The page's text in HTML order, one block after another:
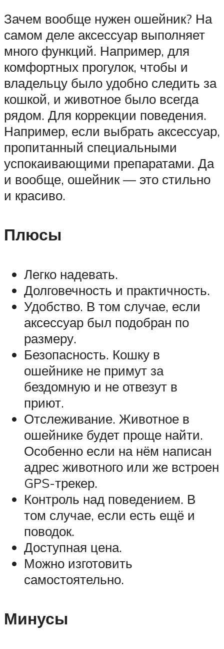
Зачем вообще нужен ошейник? На
самом деле аксессуар выполняет
много функций. Например, для
комфортных прогулок, чтобы и
владельцу было удобно следить за
кошкой, и животное было всегда
рядом. Для коррекции поведения.
Например, если выбрать аксессуар,
пропитанный специальными
успокаивающими препаратами. Да
и вообще, ошейник — это стильно
и красиво.
Плюсы
Легко надевать.
Долговечность и практичность.
Удобство. В том случае, если
аксессуар был подобран по
размеру.
Безопасность. Кошку в
ошейнике не примут за
бездомную и не отвезут в
приют.
Отслеживание. Животное в
ошейнике будет проще найти.
Особенно если на нём написан
адрес животного или же встроен
GPS-трекер.
Контроль над поведением. В
том случае, если есть ещё и
поводок.
Доступная цена.
Можно изготовить
самостоятельно.
Минусы